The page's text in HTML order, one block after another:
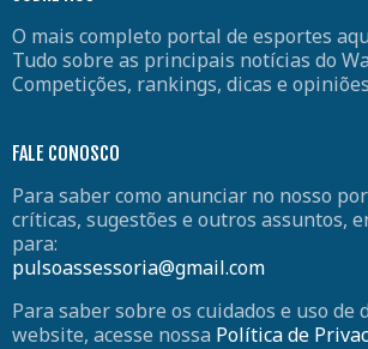
O mais completo portal de esportes
Tudo sobre as principais notícias do
Competições, rankings, dicas e
FALE CONOSCO
Para saber como anunciar no nosso
críticas, sugestões e outros assuntos,
para:
pulsoassessoria@gmail.com
Para saber sobre os cuidados e uso de
website, acesse nossa Política de